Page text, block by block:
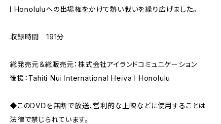
I Honoluluへの出場権をかけて熱い戦いを繰り広げました。
収録時間 191分
総発売元＆総販売元：株式会社アイランドコミュニケーション
後援：Tahiti Nui International Heiva I Honolulu
◆このDVDを無断で放送、営利的な上映などに使用することは
法律で禁じられています。